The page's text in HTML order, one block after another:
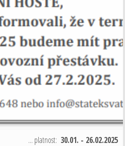
... platnost: 30.01. - 26.02.2025